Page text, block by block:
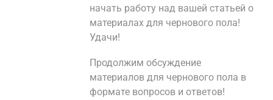
начать работу над вашей статьей о
материалах для чернового пола!
Удачи!
Продолжим обсуждение
материалов для чернового пола в
формате вопросов и ответов!